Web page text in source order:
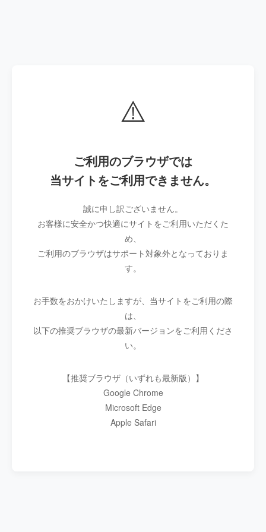
⚠️
ご利用のブラウザでは
当サイトをご利用できません。
誠に申し訳ございません。
お客様に安全かつ快適にサイトをご利用いただくた
め、
ご利用のブラウザはサポート対象外となっておりま
す。
お手数をおかけいたしますが、当サイトをご利用の際
は、
以下の推奨ブラウザの最新バージョンをご利用くださ
い。
【推奨ブラウザ（いずれも最新版）】
Google Chrome
Microsoft Edge
Apple Safari